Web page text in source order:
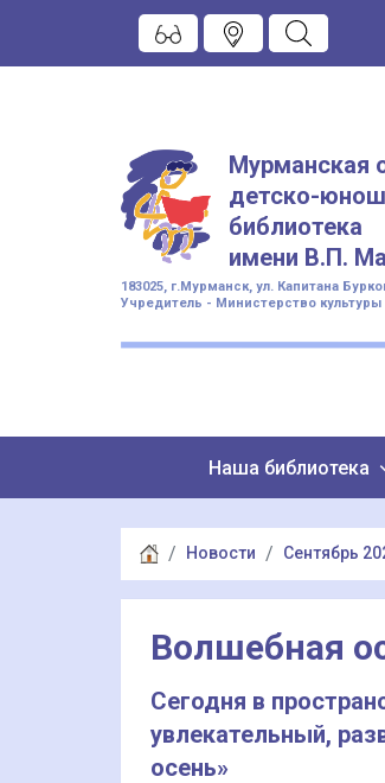
Мурманская
детско-
библиотека
имени В.П.
183025, г.Мурманск, ул. Капитана
Учредитель - Министерство
Наша библиотека
Новости Сентябрь
Волшебная
Сегодня в
увлекательный,
осень»